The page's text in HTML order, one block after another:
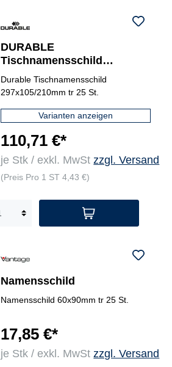
DURABLE
Tischnamensschild
Dachform 25 St./Pack.
Durable Tischnamensschild
297x105/210mm tr 25 St.
Varianten anzeigen
110,71 €*
je Stk / exkl. MwStzzgl. Versand
(Preis Pro 1 ST 4,43 €)
Namensschild
Namensschild 60x90mm tr 25 St.
17,85 €*
je Stk / exkl. MwStzzgl. Versand